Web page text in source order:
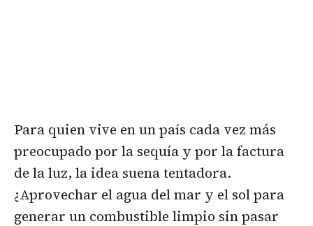
Para quien vive en un país cada vez más
preocupado por la sequía y por la factura
de la luz, la idea suena tentadora.
¿Aprovechar el agua del mar y el sol para
generar un combustible limpio sin pasar